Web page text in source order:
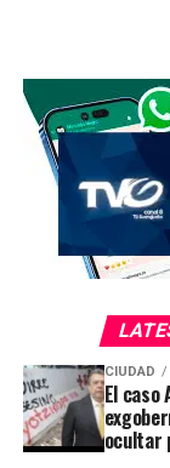
CIUDAD
El caso
ocultar